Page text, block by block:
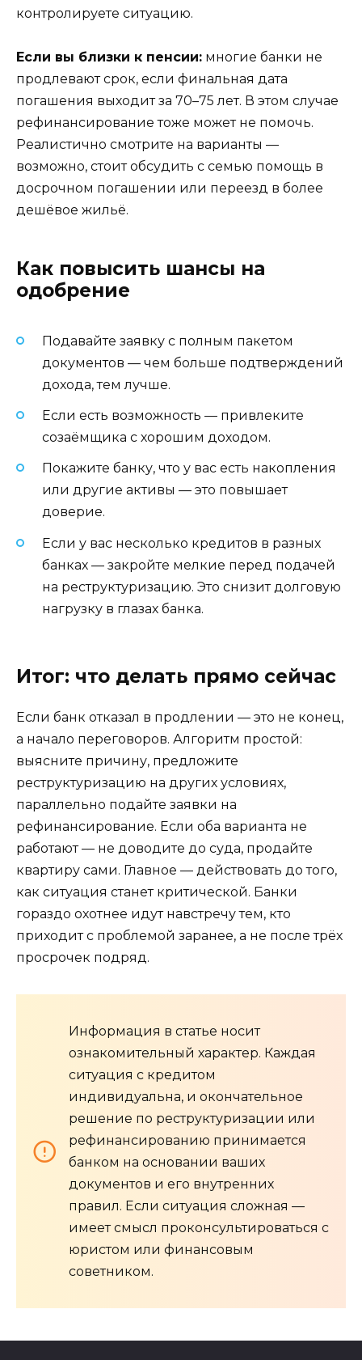
контролируете ситуацию.
Если вы близки к пенсии: многие банки не
продлевают срок, если финальная дата
погашения выходит за 70–75 лет. В этом случае
рефинансирование тоже может не помочь.
Реалистично смотрите на варианты —
возможно, стоит обсудить с семью помощь в
досрочном погашении или переезд в более
дешёвое жильё.
Как повысить шансы на
одобрение
Подавайте заявку с полным пакетом
документов — чем больше подтверждений
дохода, тем лучше.
Если есть возможность — привлеките
созаёмщика с хорошим доходом.
Покажите банку, что у вас есть накопления
или другие активы — это повышает
доверие.
Если у вас несколько кредитов в разных
банках — закройте мелкие перед подачей
на реструктуризацию. Это снизит долговую
нагрузку в глазах банка.
Итог: что делать прямо сейчас
Если банк отказал в продлении — это не конец,
а начало переговоров. Алгоритм простой:
выясните причину, предложите
реструктуризацию на других условиях,
параллельно подайте заявки на
рефинансирование. Если оба варианта не
работают — не доводите до суда, продайте
квартиру сами. Главное — действовать до того,
как ситуация станет критической. Банки
гораздо охотнее идут навстречу тем, кто
приходит с проблемой заранее, а не после трёх
просрочек подряд.
Информация в статье носит
ознакомительный характер. Каждая
ситуация с кредитом
индивидуальна, и окончательное
решение по реструктуризации или
рефинансированию принимается
банком на основании ваших
документов и его внутренних
правил. Если ситуация сложная —
имеет смысл проконсультироваться с
юристом или финансовым
советником.